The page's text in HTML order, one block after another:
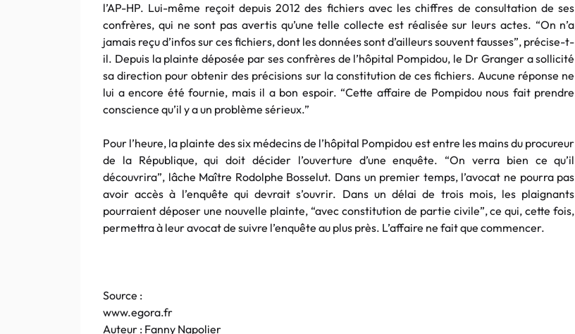
l’AP-HP. Lui-même reçoit depuis 2012 des fichiers avec les chiffres de consultation de ses
confrères, qui ne sont pas avertis qu’une telle collecte est réalisée sur leurs actes. “On n’a
jamais reçu d’infos sur ces fichiers, dont les données sont d’ailleurs souvent fausses”, précise-t-
il. Depuis la plainte déposée par ses confrères de l’hôpital Pompidou, le Dr Granger a sollicité
sa direction pour obtenir des précisions sur la constitution de ces fichiers. Aucune réponse ne
lui a encore été fournie, mais il a bon espoir. “Cette affaire de Pompidou nous fait prendre
conscience qu’il y a un problème sérieux.”
Pour l’heure, la plainte des six médecins de l’hôpital Pompidou est entre les mains du procureur
de la République, qui doit décider l’ouverture d’une enquête. “On verra bien ce qu’il
découvrira”, lâche Maître Rodolphe Bosselut. Dans un premier temps, l’avocat ne pourra pas
avoir accès à l’enquête qui devrait s’ouvrir. Dans un délai de trois mois, les plaignants
pourraient déposer une nouvelle plainte, “avec constitution de partie civile”, ce qui, cette fois,
permettra à leur avocat de suivre l’enquête au plus près. L’affaire ne fait que commencer.
Source :
www.egora.fr
Auteur : Fanny Napolier